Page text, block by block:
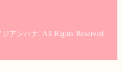
アンハナ. All Rights Reserved.